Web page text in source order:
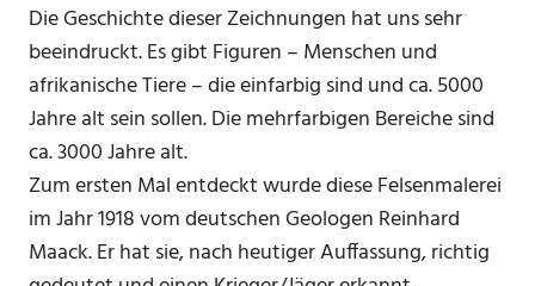
Die Geschichte dieser Zeichnungen hat uns sehr
beeindruckt. Es gibt Figuren – Menschen und
afrikanische Tiere – die einfarbig sind und ca. 5000
Jahre alt sein sollen. Die mehrfarbigen Bereiche sind
ca. 3000 Jahre alt.
Zum ersten Mal entdeckt wurde diese Felsenmalerei
im Jahr 1918 vom deutschen Geologen Reinhard
Maack. Er hat sie, nach heutiger Auffassung, richtig